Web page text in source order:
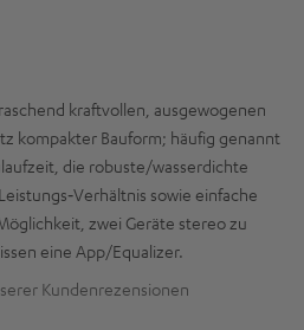
kraftvollen, ausgewogenen
kompakter Bauform; häufig genannt
die robuste/wasserdichte
sowie einfache
zwei Geräte stereo zu
eine App/Equalizer.
Kundenrezensionen